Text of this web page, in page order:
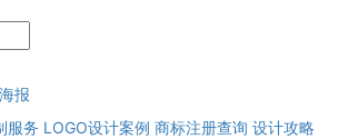
报
服务 LOGO设计案例 商标注册查询 设计攻略